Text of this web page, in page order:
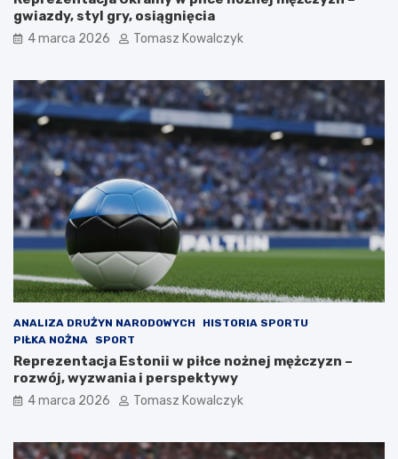
gwiazdy, styl gry, osiągnięcia
4 marca 2026 Tomasz Kowalczyk
ANALIZA DRUŻYN NARODOWYCH
HISTORIA SPORTU
PIŁKA NOŻNA
SPORT
Reprezentacja Estonii w piłce nożnej mężczyzn –
rozwój, wyzwania i perspektywy
4 marca 2026 Tomasz Kowalczyk